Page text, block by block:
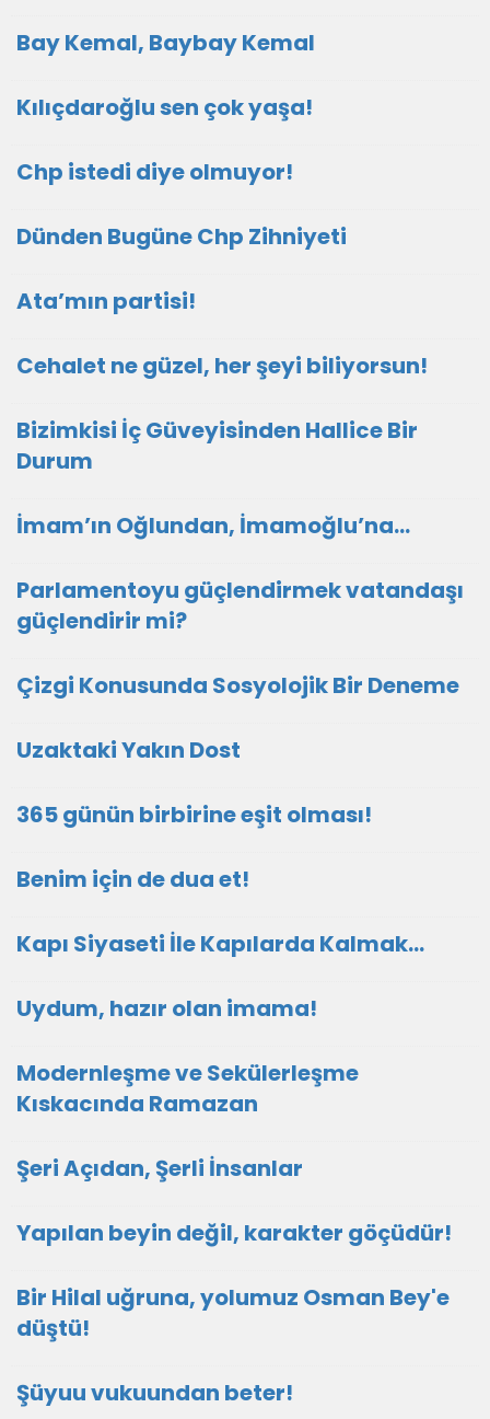
Bay Kemal, Baybay Kemal
Kılıçdaroğlu sen çok yaşa!
Chp istedi diye olmuyor!
Dünden Bugüne Chp Zihniyeti
Ata’mın partisi!
Cehalet ne güzel, her şeyi biliyorsun!
Bizimkisi İç Güveyisinden Hallice Bir
Durum
İmam’ın Oğlundan, İmamoğlu’na…
Parlamentoyu güçlendirmek vatandaşı
güçlendirir mi?
Çizgi Konusunda Sosyolojik Bir Deneme
Uzaktaki Yakın Dost
365 günün birbirine eşit olması!
Benim için de dua et!
Kapı Siyaseti İle Kapılarda Kalmak…
Uydum, hazır olan imama!
Modernleşme ve Sekülerleşme
Kıskacında Ramazan
Şeri Açıdan, Şerli İnsanlar
Yapılan beyin değil, karakter göçüdür!
Bir Hilal uğruna, yolumuz Osman Bey'e
düştü!
Şüyuu vukuundan beter!